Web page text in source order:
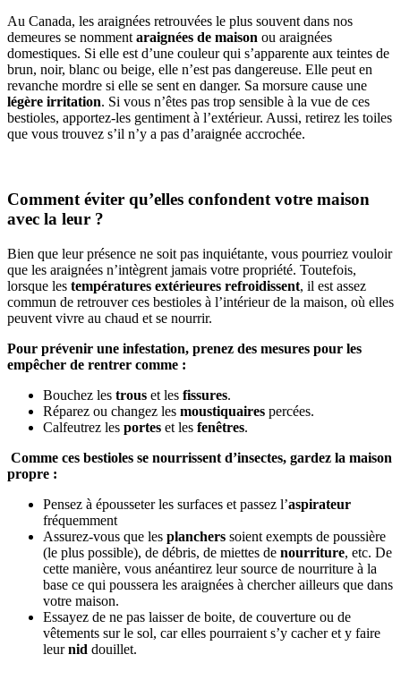
Au Canada, les araignées retrouvées le plus souvent dans nos
demeures se nomment araignées de maison ou araignées
domestiques. Si elle est d’une couleur qui s’apparente aux teintes de
brun, noir, blanc ou beige, elle n’est pas dangereuse. Elle peut en
revanche mordre si elle se sent en danger. Sa morsure cause une
légère irritation. Si vous n’êtes pas trop sensible à la vue de ces
bestioles, apportez-les gentiment à l’extérieur. Aussi, retirez les toiles
que vous trouvez s’il n’y a pas d’araignée accrochée.
Comment éviter qu’elles confondent votre maison
avec la leur ?
Bien que leur présence ne soit pas inquiétante, vous pourriez vouloir
que les araignées n’intègrent jamais votre propriété. Toutefois,
lorsque les températures extérieures refroidissent, il est assez
commun de retrouver ces bestioles à l’intérieur de la maison, où elles
peuvent vivre au chaud et se nourrir.
Pour prévenir une infestation, prenez des mesures pour les
empêcher de rentrer comme :
Bouchez les trous et les fissures.
Réparez ou changez les moustiquaires percées.
Calfeutrez les portes et les fenêtres.
Comme ces bestioles se nourrissent d’insectes, gardez la maison
propre :
Pensez à épousseter les surfaces et passez l’aspirateur
fréquemment
Assurez-vous que les planchers soient exempts de poussière
(le plus possible), de débris, de miettes de nourriture, etc. De
cette manière, vous anéantirez leur source de nourriture à la
base ce qui poussera les araignées à chercher ailleurs que dans
votre maison.
Essayez de ne pas laisser de boite, de couverture ou de
vêtements sur le sol, car elles pourraient s’y cacher et y faire
leurnid douillet.